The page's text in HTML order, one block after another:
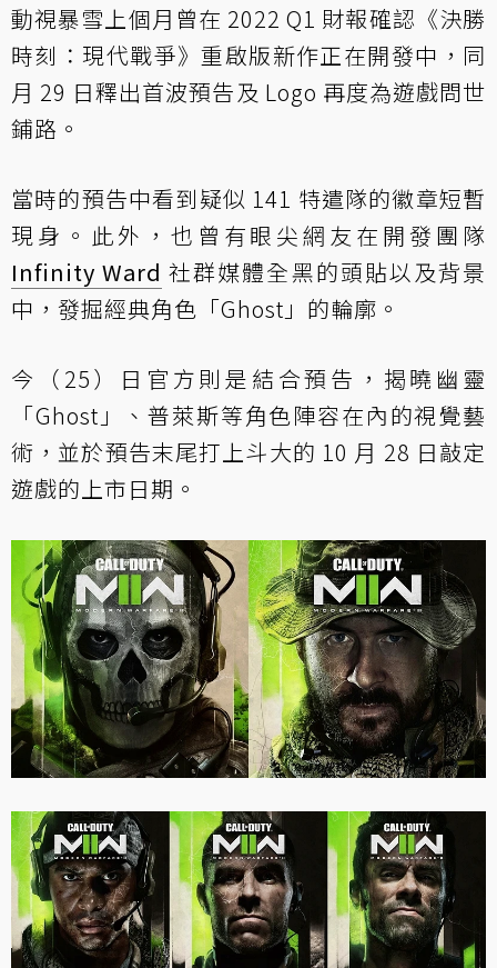
動視暴雪上個月曾在 2022 Q1 財報確認《決勝
時刻：現代戰爭》重啟版新作正在開發中，同
月 29 日釋出首波預告及 Logo 再度為遊戲問世
鋪路。
當時的預告中看到疑似 141 特遣隊的徽章短暫
現身。此外，也曾有眼尖網友在開發團隊
Infinity Ward 社群媒體全黑的頭貼以及背景
中，發掘經典角色「Ghost」的輪廓。
今（25）日官方則是結合預告，揭曉幽靈
「Ghost」、普萊斯等角色陣容在內的視覺藝
術，並於預告末尾打上斗大的 10 月 28 日敲定
遊戲的上市日期。